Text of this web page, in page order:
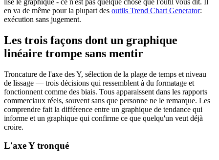
en va de même pour la plupart des outils Trend Chart Generator:
exécution sans jugement.
Les trois façons dont un graphique
linéaire trompe sans mentir
Troncature de l'axe des Y, sélection de la plage de temps et niveau
de lissage — trois décisions qui ressemblent à du formatage et
fonctionnent comme des biais. Tous apparaissent dans les rapports
commerciaux réels, souvent sans que personne ne le remarque. Les
comprendre fait la différence entre un graphique de tendance qui
informe et un graphique qui confirme ce que quelqu'un veut déjà
croire.
L'axe Y tronqué